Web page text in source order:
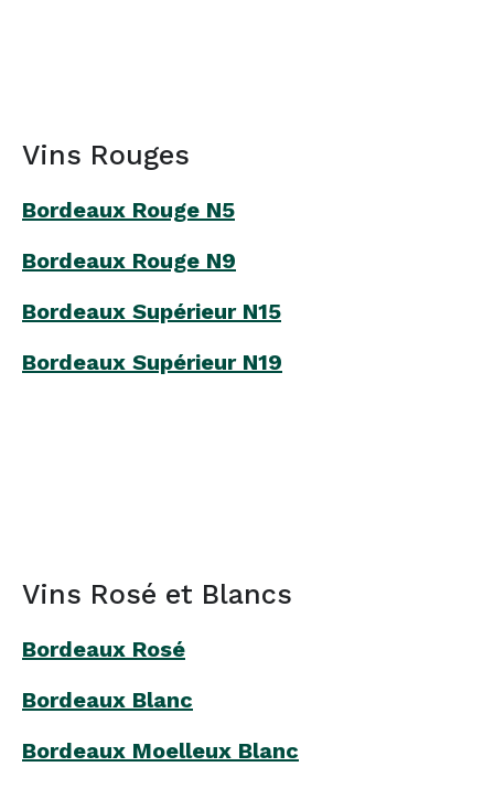
Vins Rouges
Bordeaux Rouge N5
Bordeaux Rouge N9
Bordeaux Supérieur N15
Bordeaux Supérieur N19
Vins Rosé et Blancs
Bordeaux Rosé
Bordeaux Blanc
Bordeaux Moelleux Blanc